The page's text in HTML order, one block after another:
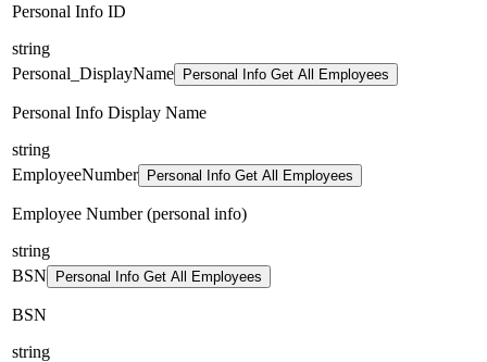
Personal Info ID
string
Personal_DisplayName
Personal Info Get All Employees
Personal Info Display Name
string
EmployeeNumber
Personal Info Get All Employees
Employee Number (personal info)
string
BSN
Personal Info Get All Employees
BSN
string